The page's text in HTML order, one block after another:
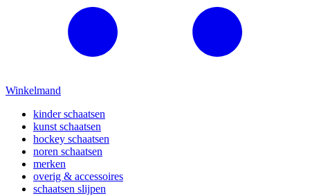
Winkelmand
kinder schaatsen
kunst schaatsen
hockey schaatsen
noren schaatsen
merken
overig & accessoires
schaatsen slijpen